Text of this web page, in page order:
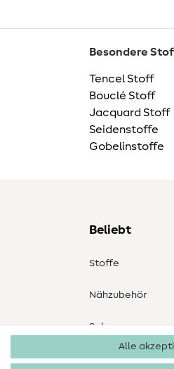
Besondere
Tencel Stoff
Bouclé Stoff
Jacquard Stoff
Seidenstoffe
Gobelinstoffe
Beliebt
Stoffe
Nähzubehör
Sale
Schnittmuster
Alle